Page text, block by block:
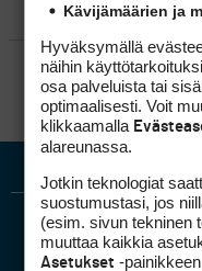
KILPAGOLF &
SÄÄNNÖT
Kävijämäärien ja
Hyväksymällä
näihin
osa palveluista tai
optimaalisesti. Voit
klikkaamalla
alareunassa.
Jotkin teknologiat
suostumustasi, jos
(esim. sivun tekninen
muuttaa kaikkia
Asetukset -painikkeen.